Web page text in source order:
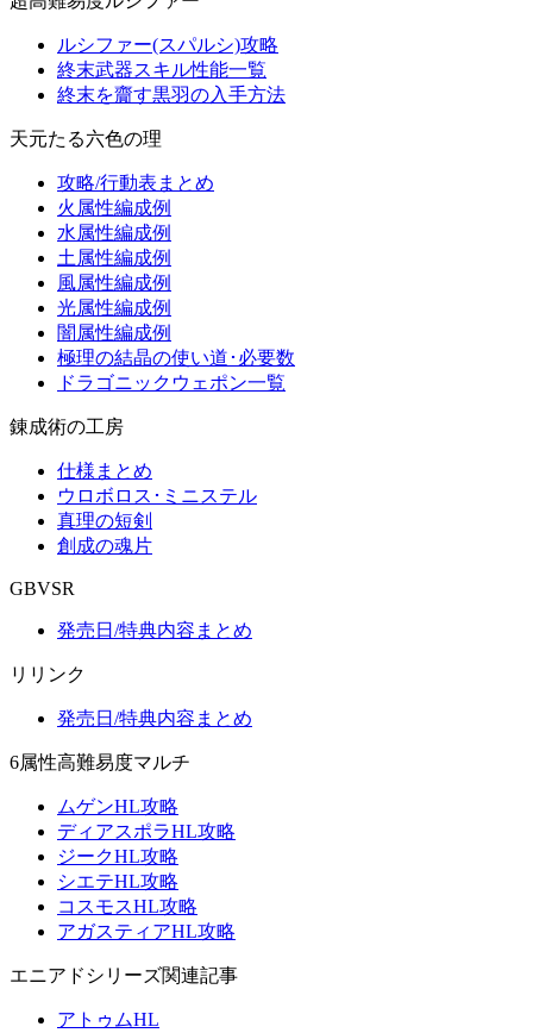
ルシファー(スパルシ)攻略
終末武器スキル性能一覧
終末を齎す黒羽の入手方法
天元たる六色の理
攻略/行動表まとめ
火属性編成例
水属性編成例
土属性編成例
風属性編成例
光属性編成例
闇属性編成例
極理の結晶の使い道･必要数
ドラゴニックウェポン一覧
錬成術の工房
仕様まとめ
ウロボロス･ミニステル
真理の短剣
創成の魂片
GBVSR
発売日/特典内容まとめ
リリンク
発売日/特典内容まとめ
6属性高難易度マルチ
ムゲンHL攻略
ディアスポラHL攻略
ジークHL攻略
シエテHL攻略
コスモスHL攻略
アガスティアHL攻略
エニアドシリーズ関連記事
アトゥムHL